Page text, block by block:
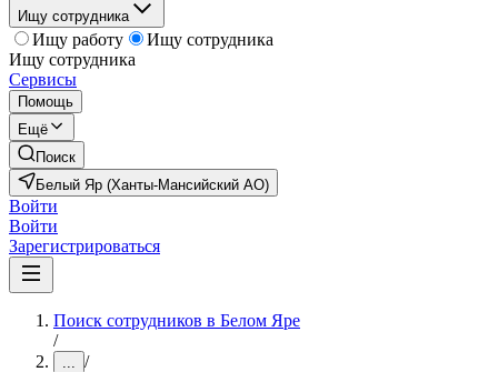
Ищу сотрудника
Ищу работу
Ищу сотрудника
Ищу сотрудника
Сервисы
Помощь
Ещё
Поиск
Белый Яр (Ханты-Мансийский АО)
Войти
Войти
Зарегистрироваться
Поиск сотрудников в Белом Яре
/
... /